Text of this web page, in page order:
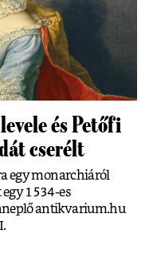
és Petőfi
cserélt
egy monarchiáról
egy 1534-es
antikvarium.hu